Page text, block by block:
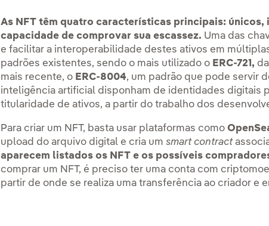
As NFT têm quatro características principais:
capacidade de comprovar sua escassez. Uma das
e facilitar a interoperabilidade destes ativos em
padrões existentes, sendo o mais utilizado o ERC-721,
mais recente, o ERC-8004, um padrão que pode servir
inteligência artificial disponham de identidades digitais
titularidade de ativos, a partir do trabalho dos
Para criar um NFT, basta usar plataformas como
upload do arquivo digital e cria umsmart contract
aparecem listados os NFT e os possíveis
comprar um NFT, é preciso ter uma conta com
partir de onde se realiza uma transferência ao criador e